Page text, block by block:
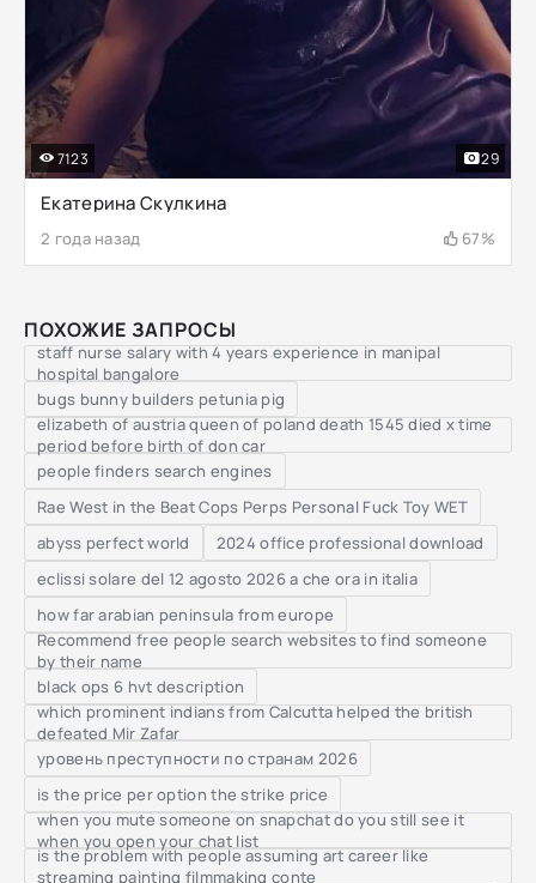
Екатерина Скулкина
2 года назад 67%
7123 29
ПОХОЖИЕ ЗАПРОСЫ
staff nurse salary with 4 years experience in manipal
hospital bangalore
bugs bunny builders petunia pig
elizabeth of austria queen of poland death 1545 died x time
period before birth of don car
people finders search engines
Rae West in the Beat Cops Perps Personal Fuck Toy WET
abyss perfect world
2024 office professional download
eclissi solare del 12 agosto 2026 a che ora in italia
how far arabian peninsula from europe
Recommend free people search websites to find someone
by their name
black ops 6 hvt description
which prominent indians from Calcutta helped the british
defeated Mir Zafar
уровень преступности по странам 2026
is the price per option the strike price
when you mute someone on snapchat do you still see it
when you open your chat list
is the problem with people assuming art career like
streaming painting filmmaking conte